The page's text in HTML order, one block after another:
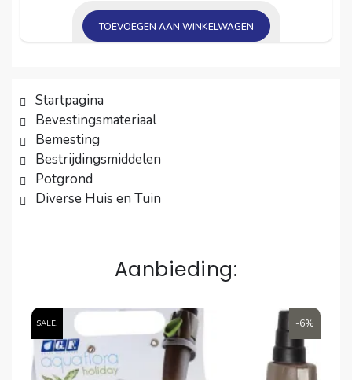
TOEVOEGEN AAN WINKELWAGEN
Startpagina
Bevestingsmateriaal
Bemesting
Bestrijdingsmiddelen
Potgrond
Diverse Huis en Tuin
Aanbieding:
-6%
SALE!